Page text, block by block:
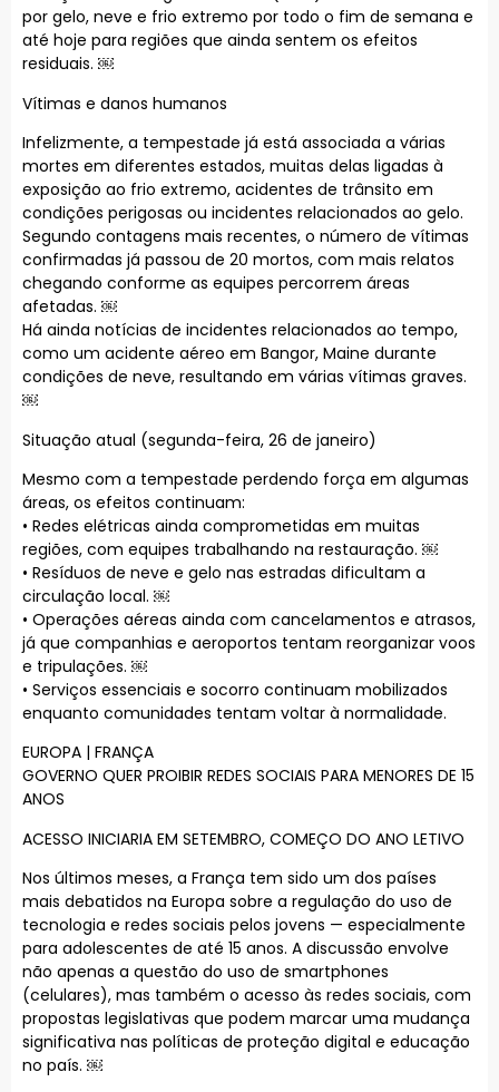
por gelo, neve e frio extremo por todo o fim de semana e
até hoje para regiões que ainda sentem os efeitos
residuais. ￼
Vítimas e danos humanos
Infelizmente, a tempestade já está associada a várias
mortes em diferentes estados, muitas delas ligadas à
exposição ao frio extremo, acidentes de trânsito em
condições perigosas ou incidentes relacionados ao gelo.
Segundo contagens mais recentes, o número de vítimas
confirmadas já passou de 20 mortos, com mais relatos
chegando conforme as equipes percorrem áreas
afetadas. ￼
Há ainda notícias de incidentes relacionados ao tempo,
como um acidente aéreo em Bangor, Maine durante
condições de neve, resultando em várias vítimas graves.
￼
Situação atual (segunda-feira, 26 de janeiro)
Mesmo com a tempestade perdendo força em algumas
áreas, os efeitos continuam:
• Redes elétricas ainda comprometidas em muitas
regiões, com equipes trabalhando na restauração. ￼
• Resíduos de neve e gelo nas estradas dificultam a
circulação local. ￼
• Operações aéreas ainda com cancelamentos e atrasos,
já que companhias e aeroportos tentam reorganizar voos
e tripulações. ￼
• Serviços essenciais e socorro continuam mobilizados
enquanto comunidades tentam voltar à normalidade.
EUROPA | FRANÇA
GOVERNO QUER PROIBIR REDES SOCIAIS PARA MENORES DE 15
ANOS
ACESSO INICIARIA EM SETEMBRO, COMEÇO DO ANO LETIVO
Nos últimos meses, a França tem sido um dos países
mais debatidos na Europa sobre a regulação do uso de
tecnologia e redes sociais pelos jovens — especialmente
para adolescentes de até 15 anos. A discussão envolve
não apenas a questão do uso de smartphones
(celulares), mas também o acesso às redes sociais, com
propostas legislativas que podem marcar uma mudança
significativa nas políticas de proteção digital e educação
no país. ￼